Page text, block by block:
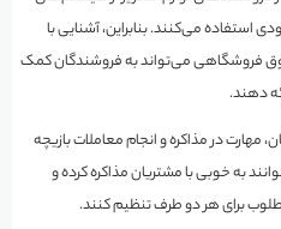
استفاده می‌کنند. بنابراین، آشنایی با
فروشگاهی می‌تواند به فروشندگان کمک
دهند.
مهارت در مذاکره و انجام معاملات بازیچه
به خوبی با مشتریان مذاکره کرده و
برای هر دو طرف تنظیم کنند.